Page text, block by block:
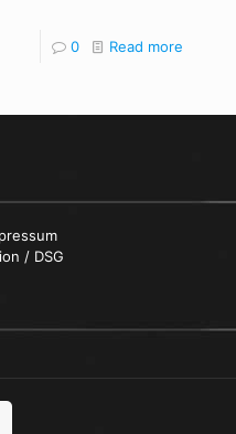
0 Read more
/ DSG